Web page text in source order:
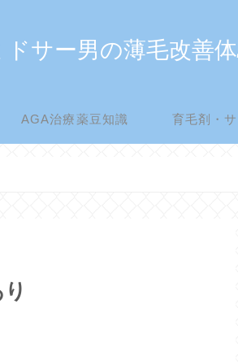
ドサー男の薄毛改善
AGA治療薬豆知識 育毛剤・サ